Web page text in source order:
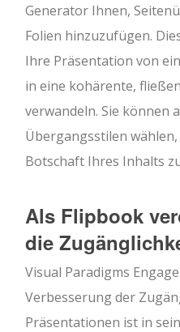
Generator Ihnen,
Folien hinzuzufügen.
Ihre Präsentation von
in eine kohärente,
verwandeln. Sie können
Übergangsstilen
Botschaft Ihres Inhalts
Als Flipbook
die
Visual Paradigms
Verbesserung der
Präsentationen ist in